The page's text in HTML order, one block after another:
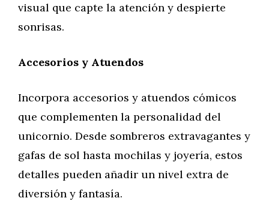
visual que capte la atención y despierte
sonrisas.
Accesorios y Atuendos
Incorpora accesorios y atuendos cómicos
que complementen la personalidad del
unicornio. Desde sombreros extravagantes y
gafas de sol hasta mochilas y joyería, estos
detalles pueden añadir un nivel extra de
diversión y fantasía.